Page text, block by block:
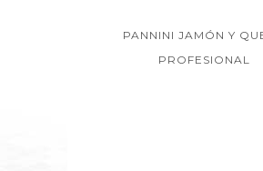
PANNINI JAMÓN Y
PROFESIONAL